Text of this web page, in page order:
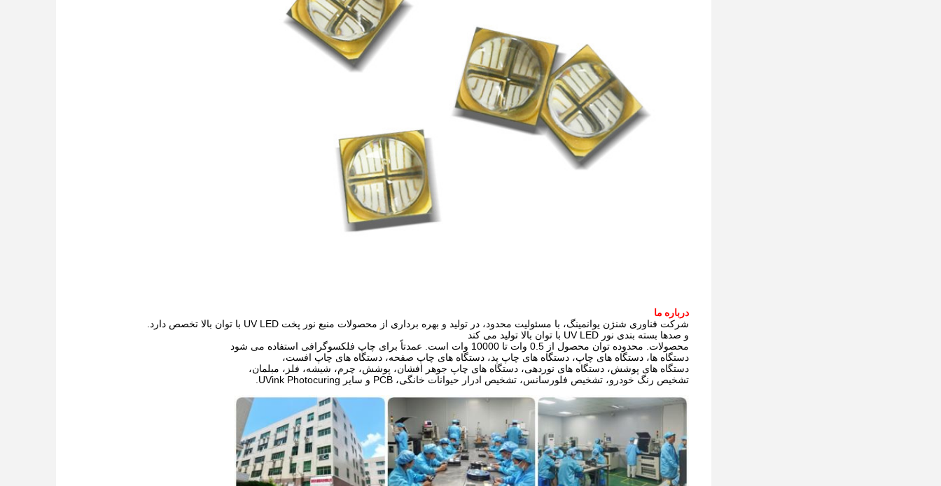
درباره ما
شرکت فناوری شنژن یوانمینگ، با مسئولیت محدود، در تولید و بهره برداری از محصولات منبع نور پخت UV LED با توان بالا تخصص دارد.
و صدها بسته بندی نور UV LED با توان بالا تولید می کند
محصولات. محدوده توان محصول از 0.5 وات تا 10000 وات است. عمدتاً برای چاپ فلکسوگرافی استفاده می شود
دستگاه ها، دستگاه های چاپ، دستگاه های چاپ پد، دستگاه های چاپ صفحه، دستگاه های چاپ افست،
دستگاه های پوشش، دستگاه های نوردهی، دستگاه های چاپ جوهر افشان، پوشش، چرم، شیشه، فلز، مبلمان،
تشخیص رنگ خودرو، تشخیص فلورسانس، تشخیص ادرار حیوانات خانگی، PCB و سایر UVink Photocuring.